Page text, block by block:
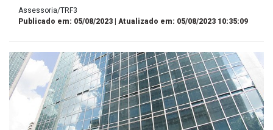
Assessoria/TRF3
Publicado em: 05/08/2023 | Atualizado em: 05/08/2023 10:35:09